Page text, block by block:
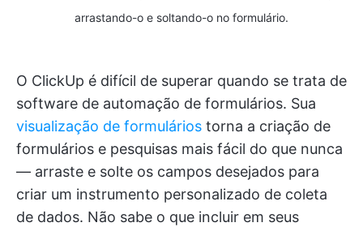
arrastando-o e soltando-o no formulário.
O ClickUp é difícil de superar quando se trata de
software de automação de formulários. Sua
visualização de formulários torna a criação de
formulários e pesquisas mais fácil do que nunca
— arraste e solte os campos desejados para
criar um instrumento personalizado de coleta
de dados. Não sabe o que incluir em seus